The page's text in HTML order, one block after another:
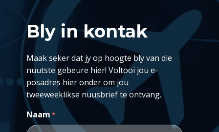
Bly in kontak
Maak seker dat jy op hoogte bly van die
nuutste gebeure hier! Voltooi jou e-
posadres hier onder om jou
tweeweeklikse nuusbrief te ontvang.
Naam *